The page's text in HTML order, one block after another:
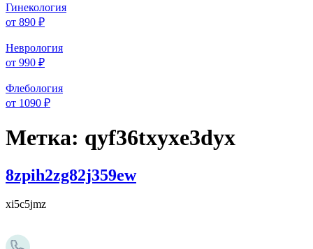
Гинекология
от 890 ₽
Неврология
от 990 ₽
Флебология
от 1090 ₽
Метка: qyf36txyxe3dyx
8zpih2zg82j359ew
xi5c5jmz